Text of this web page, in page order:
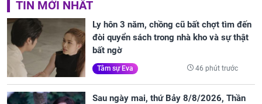
TIN MỚI NHẤT
Ly hôn 3 năm, chồng cũ bất chợt tìm đến
đòi quyển sách trong nhà kho và sự thật
bất ngờ
Tâm sự Eva 46 phút trước
Sau ngày mai, thứ Bảy 8/8/2026, Thần